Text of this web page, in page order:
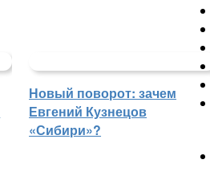
Новый поворот: зачем
Евгений Кузнецов
«Сибири»?